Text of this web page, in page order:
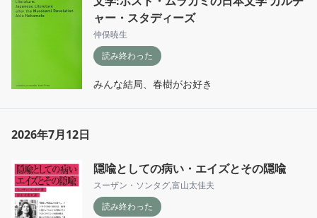
ャー・スタディーズ
仲俣暁生
読み終わった
みんな結局、春樹がお好き
2026年7月12日
隠喩としての病い・エイズとその隠喩
スーザン・ソンタグ,富山太佳夫
読み終わった